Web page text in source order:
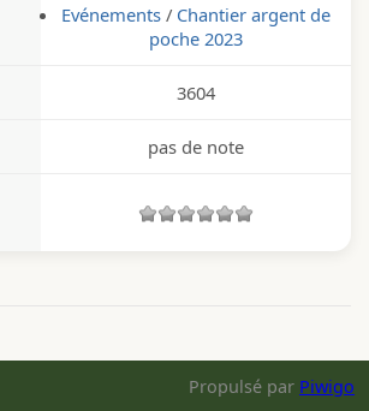
Evénements / Chantier argent de
poche 2023
3604
pas de note
Propulsé par Piwigo